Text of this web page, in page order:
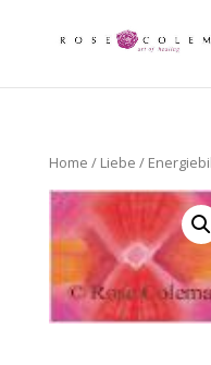
Home / Liebe /